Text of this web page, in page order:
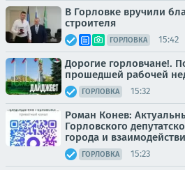
В Горловке вручили
строителя
ГОРЛОВКА 15:42
Дорогие горловчане!.
прошедшей рабочей
ГОРЛОВКА 15:32
Роман Конев:
Горловского
города и
ГОРЛОВКА 15:23